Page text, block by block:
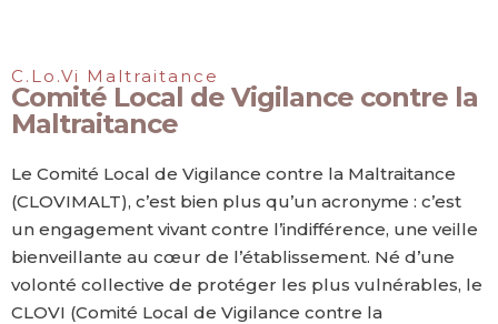
C.Lo.Vi Maltraitance
Comité Local de Vigilance contre la
Maltraitance
Le Comité Local de Vigilance contre la Maltraitance
(CLOVIMALT), c’est bien plus qu’un acronyme : c’est
un engagement vivant contre l’indifférence, une veille
bienveillante au cœur de l’établissement. Né d’une
volonté collective de protéger les plus vulnérables, le
CLOVI (Comité Local de Vigilance contre la